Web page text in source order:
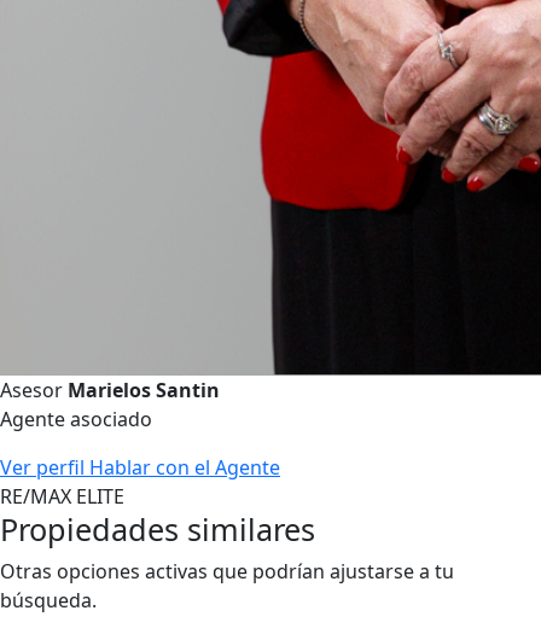
Asesor Marielos Santin
Agente asociado
Ver perfil Hablar con el Agente
RE/MAX ELITE
Propiedades similares
Otras opciones activas que podrían ajustarse a tu
búsqueda.